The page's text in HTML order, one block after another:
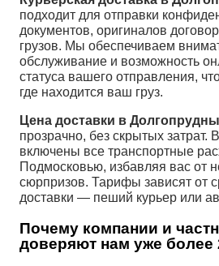
подходит для отправки
документов, оригиналов
грузов. Мы обеспечиваем
обслуживание и возможность
статуса вашего отправления,
где находится ваш груз.
Цена доставки в
прозрачно, без скрытых затрат.
включены все транспортные
Подмосковью, избавляя вас от
сюрпризов. Тарифы зависят от
доставки — пеший курьер или
Почему компании и
доверяют нам уже более